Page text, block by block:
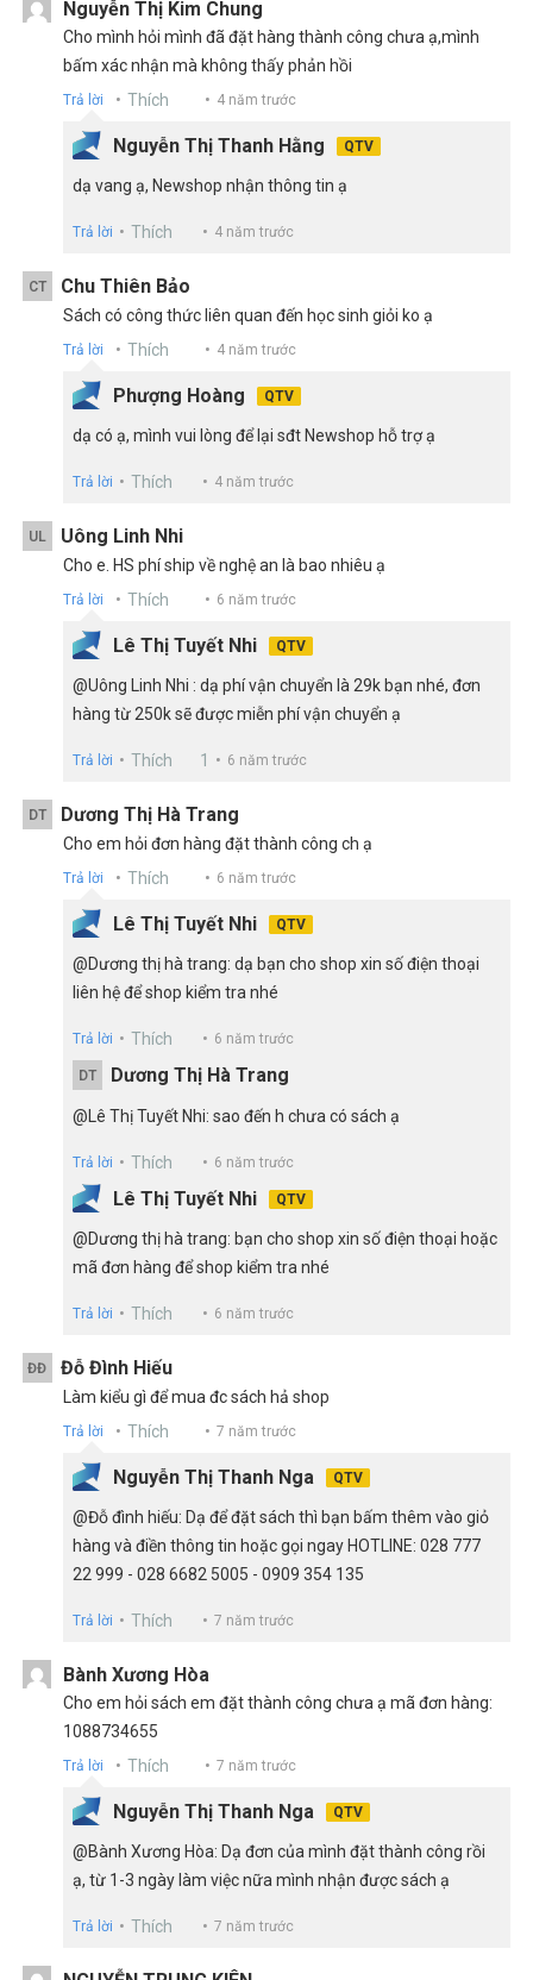
tham khảo sử dụng trong công tác bồi dưỡng và phụ đạo cho
học sinh.
Nguyễn Thị Kim Chung
Cho mình hỏi mình đã đặt hàng thành công chưa ạ,mình
bấm xác nhận mà không thấy phản hồi
Trả lời Thích 4 năm trước
Nguyễn Thị Thanh Hằng QTV
dạ vang ạ, Newshop nhận thông tin ạ
Trả lời Thích 4 năm trước
CT Chu Thiên Bảo
Sách có công thức liên quan đến học sinh giỏi ko ạ
Trả lời Thích 4 năm trước
Phượng Hoàng QTV
dạ có ạ, mình vui lòng để lại sđt Newshop hỗ trợ ạ
Trả lời Thích 4 năm trước
UL Uông Linh Nhi
Cho e. HS phí ship về nghệ an là bao nhiêu ạ
Trả lời Thích 6 năm trước
Lê Thị Tuyết Nhi QTV
@Uông Linh Nhi : dạ phí vận chuyển là 29k bạn nhé, đơn
hàng từ 250k sẽ được miễn phí vận chuyển ạ
Trả lời Thích 1 6 năm trước
DT Dương Thị Hà Trang
Cho em hỏi đơn hàng đặt thành công ch ạ
Trả lời Thích 6 năm trước
Lê Thị Tuyết Nhi QTV
@Dương thị hà trang: dạ bạn cho shop xin số điện thoại
liên hệ để shop kiểm tra nhé
Trả lời Thích 6 năm trước
DT Dương Thị Hà Trang
@Lê Thị Tuyết Nhi: sao đến h chưa có sách ạ
Trả lời Thích 6 năm trước
Lê Thị Tuyết Nhi QTV
@Dương thị hà trang: bạn cho shop xin số điện thoại hoặc
mã đơn hàng để shop kiểm tra nhé
Trả lời Thích 6 năm trước
ĐĐ Đỗ Đình Hiếu
Làm kiểu gì để mua đc sách hả shop
Trả lời Thích 7 năm trước
Nguyễn Thị Thanh Nga QTV
@Đỗ đình hiếu: Dạ để đặt sách thì bạn bấm thêm vào giỏ
hàng và điền thông tin hoặc gọi ngay HOTLINE: 028 777
22 999 - 028 6682 5005 - 0909 354 135
Trả lời Thích 7 năm trước
Bành Xương Hòa
Cho em hỏi sách em đặt thành công chưa ạ mã đơn hàng:
1088734655
Trả lời Thích 7 năm trước
Nguyễn Thị Thanh Nga QTV
@Bành Xương Hòa: Dạ đơn của mình đặt thành công rồi
ạ, từ 1-3 ngày làm việc nữa mình nhận được sách ạ
Trả lời Thích 7 năm trước